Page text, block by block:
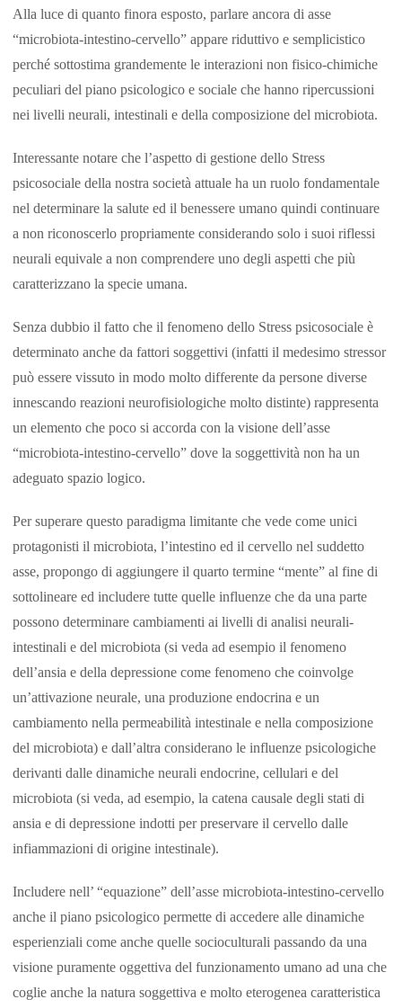
Alla luce di quanto finora esposto, parlare ancora di asse
“microbiota-intestino-cervello” appare riduttivo e semplicistico
perché sottostima grandemente le interazioni non fisico-chimiche
peculiari del piano psicologico e sociale che hanno ripercussioni
nei livelli neurali, intestinali e della composizione del microbiota.
Interessante notare che l’aspetto di gestione dello Stress
psicosociale della nostra società attuale ha un ruolo fondamentale
nel determinare la salute ed il benessere umano quindi continuare
a non riconoscerlo propriamente considerando solo i suoi riflessi
neurali equivale a non comprendere uno degli aspetti che più
caratterizzano la specie umana.
Senza dubbio il fatto che il fenomeno dello Stress psicosociale è
determinato anche da fattori soggettivi (infatti il medesimo stressor
può essere vissuto in modo molto differente da persone diverse
innescando reazioni neurofisiologiche molto distinte) rappresenta
un elemento che poco si accorda con la visione dell’asse
“microbiota-intestino-cervello” dove la soggettività non ha un
adeguato spazio logico.
Per superare questo paradigma limitante che vede come unici
protagonisti il microbiota, l’intestino ed il cervello nel suddetto
asse, propongo di aggiungere il quarto termine “mente” al fine di
sottolineare ed includere tutte quelle influenze che da una parte
possono determinare cambiamenti ai livelli di analisi neurali-
intestinali e del microbiota (si veda ad esempio il fenomeno
dell’ansia e della depressione come fenomeno che coinvolge
un’attivazione neurale, una produzione endocrina e un
cambiamento nella permeabilità intestinale e nella composizione
del microbiota) e dall’altra considerano le influenze psicologiche
derivanti dalle dinamiche neurali endocrine, cellulari e del
microbiota (si veda, ad esempio, la catena causale degli stati di
ansia e di depressione indotti per preservare il cervello dalle
infiammazioni di origine intestinale).
Includere nell’ “equazione” dell’asse microbiota-intestino-cervello
anche il piano psicologico permette di accedere alle dinamiche
esperienziali come anche quelle socioculturali passando da una
visione puramente oggettiva del funzionamento umano ad una che
coglie anche la natura soggettiva e molto eterogenea caratteristica